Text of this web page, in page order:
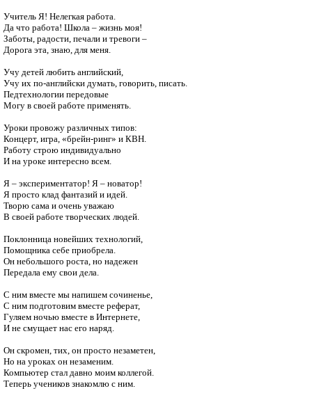
Учитель Я! Нелегкая работа.
Да что работа! Школа – жизнь моя!
Заботы, радости, печали и тревоги –
Дорога эта, знаю, для меня.
Учу детей любить английский,
Учу их по-английски думать, говорить, писать.
Педтехнологии передовые
Могу в своей работе применять.
Уроки провожу различных типов:
Концерт, игра, «брейн-ринг» и КВН.
Работу строю индивидуально
И на уроке интересно всем.
Я – экспериментатор! Я – новатор!
Я просто клад фантазий и идей.
Творю сама и очень уважаю
В своей работе творческих людей.
Поклонница новейших технологий,
Помощника себе приобрела.
Он небольшого роста, но надежен
Передала ему свои дела.
С ним вместе мы напишем сочиненье,
С ним подготовим вместе реферат,
Гуляем ночью вместе в Интернете,
И не смущает нас его наряд.
Он скромен, тих, он просто незаметен,
Но на уроках он незаменим.
Компьютер стал давно моим коллегой.
Теперь учеников знакомлю с ним.